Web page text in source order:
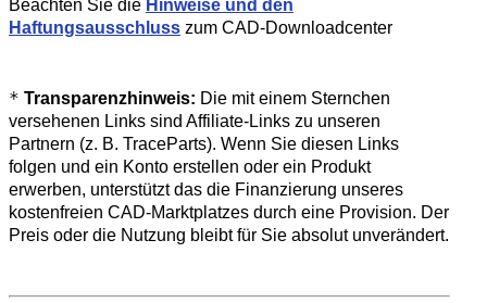
Beachten Sie die Hinweise und den
Haftungsausschluss zum CAD-Downloadcenter
* Transparenzhinweis: Die mit einem Sternchen
versehenen Links sind Affiliate-Links zu unseren
Partnern (z. B. TraceParts). Wenn Sie diesen Links
folgen und ein Konto erstellen oder ein Produkt
erwerben, unterstützt das die Finanzierung unseres
kostenfreien CAD-Marktplatzes durch eine Provision. Der
Preis oder die Nutzung bleibt für Sie absolut unverändert.